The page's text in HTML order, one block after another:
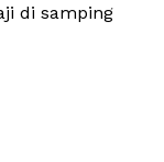
di samping